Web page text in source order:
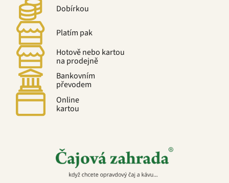
Dobírkou
Platím pak
Hotově nebo kartou
na prodejně
Bankovním
převodem
Online
kartou